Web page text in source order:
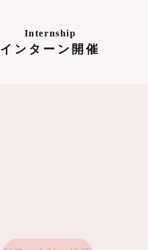
Internship
インターン開催